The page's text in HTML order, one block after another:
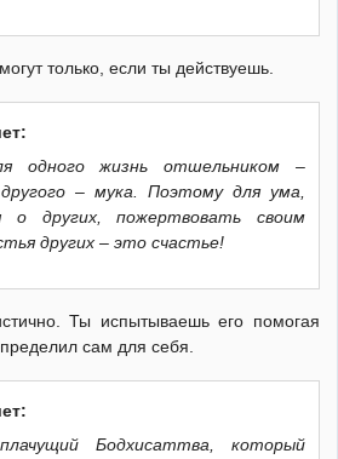
только, если ты действуешь.
одного жизнь отшельником –
– мука. Поэтому для ума,
о других, пожертвовать своим
других – это счастье!
Ты испытываешь его помогая
сам для себя.
Бодхисаттва, который